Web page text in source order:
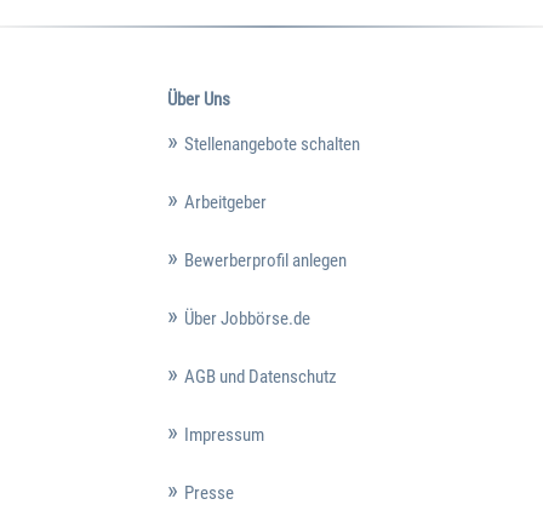
Über Uns
Stellenangebote schalten
Arbeitgeber
Bewerberprofil anlegen
Über Jobbörse.de
AGB und Datenschutz
Impressum
Presse